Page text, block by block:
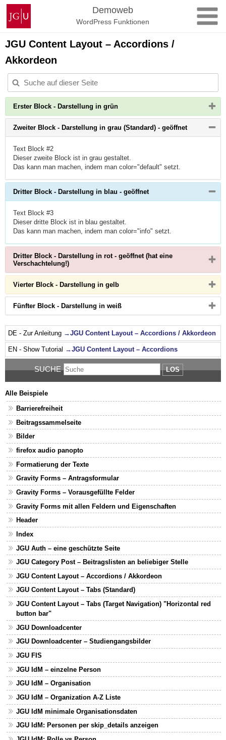
Zum
Inhalt
springen
Johannes
Gutenberg-
Universität
Mainz
Demoweb
WordPress Funktionen
JGU Content Layout – Accordions /
Akkordeon
Erster Block - Darstellung in grünBitte
klicken,
um
Inhalt
bzw.
zu
Zweiter Block - Darstellung in grau (Standard) - geöffnetBitte
Button
bzw.
Text Block #2
Dieser zweite Block ist in grau gestaltet.
Das kann man machen, indem man color="default" setzt.
Dritter Block - Darstellung in blau - geöffnetBitte
Button
zu
bzw.
zu
reduzieren
Text Block #3
Dieser dritte Block ist in blau gestaltet.
Das kann man machen, indem man color="info" setzt.
Dritter Block - Darstellung in rot - geöffnet (hat eine
Verschachtelung!)Bitte
um
Inhalt
erweitern
bzw.
zu
reduzieren
Vierter Block - Darstellung in gelbBitte
klicken,
um
Inhalt
erweitern
bzw.
zu
reduzieren
Fünfter Block - Darstellung in weißBitte
Button
um
Inhalt
zu
erweitern
bzw.
zu
reduzieren
DE - Zur Anleitung →JGU Content Layout – Accordions / Akkordeon
EN - Show Tutorial →JGU Content Layout – Accordions
SUCHE LOS
Alle Beispiele
Barrierefreiheit
Beitragssammelseite
Bilder
firefox audio panopto
Formatierung der Texte
Gravity Forms – Antragsformular
Gravity Forms – Vorausgefüllte Felder
Gravity Forms mit allen Feldern und Eigenschaften
Header
Index
JGU Auth – eine geschützte Seite
JGU Category Post – Beitragslisten an beliebiger Stelle
JGU Content Layout – Accordions / Akkordeon
JGU Content Layout – Tabs (Standard)
JGU Content Layout – Tabs (Target Navigation) "Horizontal red
button bar"
JGU Downloadcenter
JGU Downloadcenter – Studiengangsbilder
JGU FIS
JGU IdM – einzelne Person
JGU IdM – Organisation
JGU IdM – Organization A-Z Liste
JGU IdM minimale Organisationsdaten
JGU IdM: Personen per skip_details anzeigen